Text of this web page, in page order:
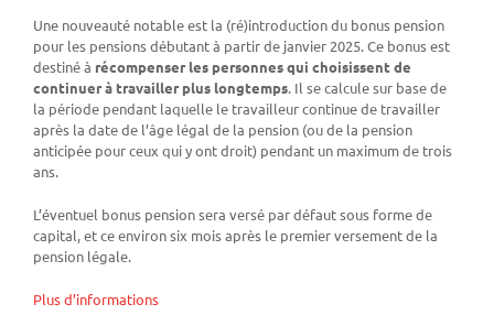
Une nouveauté notable est la (ré)introduction du bonus pension
pour les pensions débutant à partir de janvier 2025. Ce bonus est
destiné à récompenser les personnes qui choisissent de
continuer à travailler plus longtemps. Il se calcule sur base de
la période pendant laquelle le travailleur continue de travailler
après la date de l’âge légal de la pension (ou de la pension
anticipée pour ceux qui y ont droit) pendant un maximum de trois
ans.
L’éventuel bonus pension sera versé par défaut sous forme de
capital, et ce environ six mois après le premier versement de la
pension légale.
Plus d’informations